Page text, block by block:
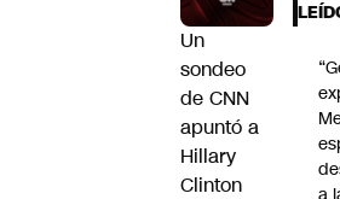
Un
sondeo
de CNN
apuntó a
Hillary
Clinton